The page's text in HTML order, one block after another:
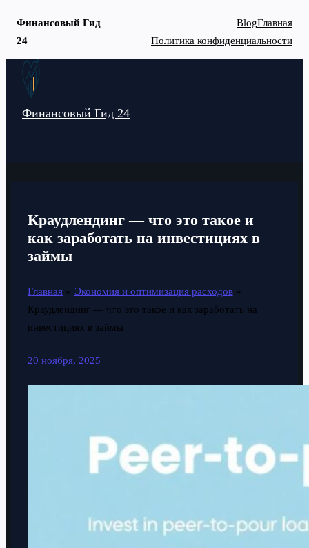
Финансовый Гид
24
BlogГлавная
Политика конфиденциальности
Перейти
Финансовый Гид 24
Краудлендинг — что это такое и
как заработать на инвестициях в
займы
Главная
Экономия и оптимизация расходов
Краудлендинг — что это такое и как заработать на
инвестициях в займы
20 ноября, 2025